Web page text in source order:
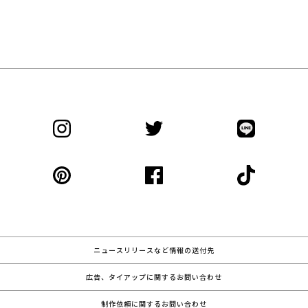
ニュースリリースなど情報の送付先
広告、タイアップに関するお問い合わせ
制作依頼に関するお問い合わせ